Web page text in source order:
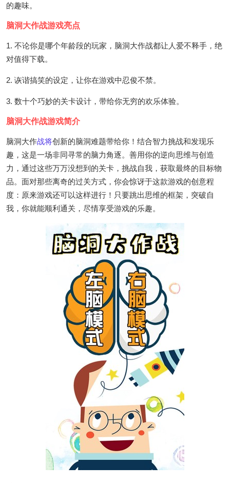
的趣味。
脑洞大作战游戏亮点
1. 不论你是哪个年龄段的玩家，脑洞大作战都让人爱不释手，绝
对值得下载。
2. 诙谐搞笑的设定，让你在游戏中忍俊不禁。
3. 数十个巧妙的关卡设计，带给你无穷的欢乐体验。
脑洞大作战游戏简介
脑洞大作战将创新的脑洞难题带给你！结合智力挑战和发现乐
趣，这是一场非同寻常的脑力角逐。善用你的逆向思维与创造
力，通过这些万万没想到的关卡，挑战自我，获取最终的目标物
品。面对那些离奇的过关方式，你会惊讶于这款游戏的创意程
度：原来游戏还可以这样进行！只要跳出思维的框架，突破自
我，你就能顺利通关，尽情享受游戏的乐趣。